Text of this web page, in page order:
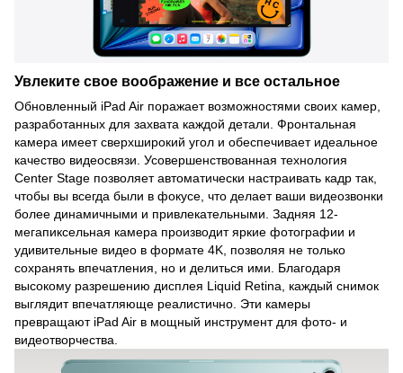
Увлеките свое воображение и все остальное
Обновленный iPad Air поражает возможностями своих камер,
разработанных для захвата каждой детали. Фронтальная
камера имеет сверхширокий угол и обеспечивает идеальное
качество видеосвязи. Усовершенствованная технология
Center Stage позволяет автоматически настраивать кадр так,
чтобы вы всегда были в фокусе, что делает ваши видеозвонки
более динамичными и привлекательными. Задняя 12-
мегапиксельная камера производит яркие фотографии и
удивительные видео в формате 4K, позволяя не только
сохранять впечатления, но и делиться ими. Благодаря
высокому разрешению дисплея Liquid Retina, каждый снимок
выглядит впечатляюще реалистично. Эти камеры
превращают iPad Air в мощный инструмент для фото- и
видеотворчества.